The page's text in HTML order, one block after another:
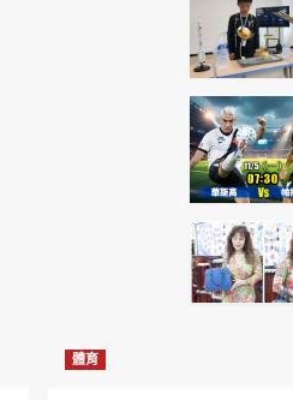
體育